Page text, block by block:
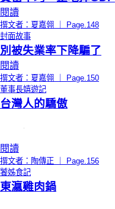
閱讀
撰文者：夏嘉翎 ｜ Page.148
封面故事
別被失業率下降騙了
閱讀
撰文者：夏嘉翎 ｜ Page.150
董事長嬉遊記
台灣人的驕傲
閱讀
撰文者：陶傳正 ｜ Page.156
饕姊食記
東瀛雞肉鍋